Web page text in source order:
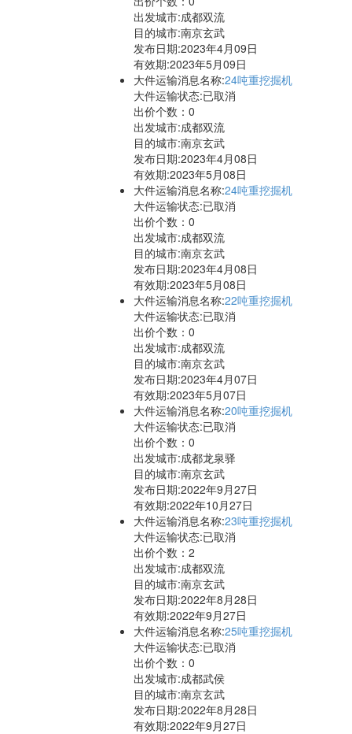
出发城市:成都双流
目的城市:南京玄武
发布日期:2023年4月09日
有效期:2023年5月09日
大件运输消息名称:24吨重挖掘机
大件运输状态:已取消
出价个数： 0
出发城市:成都双流
目的城市:南京玄武
发布日期:2023年4月08日
有效期:2023年5月08日
大件运输消息名称:24吨重挖掘机
大件运输状态:已取消
出价个数： 0
出发城市:成都双流
目的城市:南京玄武
发布日期:2023年4月08日
有效期:2023年5月08日
大件运输消息名称:22吨重挖掘机
大件运输状态:已取消
出价个数： 0
出发城市:成都双流
目的城市:南京玄武
发布日期:2023年4月07日
有效期:2023年5月07日
大件运输消息名称:20吨重挖掘机
大件运输状态:已取消
出价个数： 0
出发城市:成都龙泉驿
目的城市:南京玄武
发布日期:2022年9月27日
有效期:2022年10月27日
大件运输消息名称:23吨重挖掘机
大件运输状态:已取消
出价个数： 2
出发城市:成都双流
目的城市:南京玄武
发布日期:2022年8月28日
有效期:2022年9月27日
大件运输消息名称:25吨重挖掘机
大件运输状态:已取消
出价个数： 0
出发城市:成都武侯
目的城市:南京玄武
发布日期:2022年8月28日
有效期:2022年9月27日